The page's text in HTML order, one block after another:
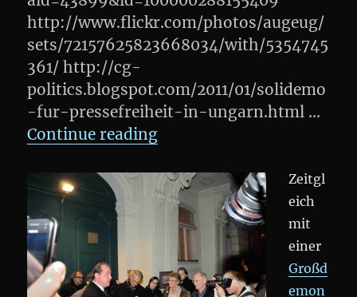
http://www.flickr.com/photos/augeug/
sets/72157625823668034/with/5354745
361/ http://cg-
politics.blogspot.com/2011/01/solidemo
-fur-pressefreiheit-in-ungarn.html …
Continue reading„Solidaritäts-Demo:
Zeitgl
eich
mit
einer
Großd
emon